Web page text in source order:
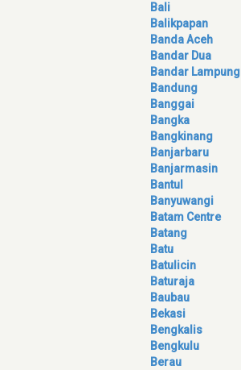
Bali
Balikpapan
Banda Aceh
Bandar Dua
Bandar Lampung
Bandung
Banggai
Bangka
Bangkinang
Banjarbaru
Banjarmasin
Bantul
Banyuwangi
Batam Centre
Batang
Batu
Batulicin
Baturaja
Baubau
Bekasi
Bengkalis
Bengkulu
Berau